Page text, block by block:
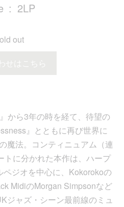
2LP
out
せはこちら
から3年の時を経て、待望の
』とともに再び世界に
魔法。コンティニュアム（連
トに分かれた本作は、ハープ
ジオを中心に、Kokorokoの
MidiのMorgan Simpsonなど
ジャズ・シーン最前線のミュ